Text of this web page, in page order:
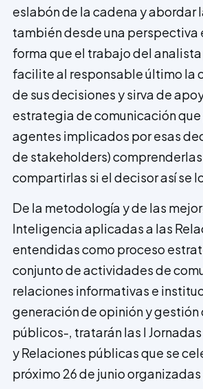
eslabón de la cadena y abordar
también desde una perspectiva
forma que el trabajo del
facilite al responsable último la
de sus decisiones y sirva de
estrategia de comunicación
agentes implicados por esas
de stakeholders)
compartirlas si el decisor así se
De la metodología y de las
Inteligencia aplicadas a las
entendidas como proceso
conjunto de actividades de
relaciones informativas e
generación de opinión y gestión
públicos-, tratarán las I
y Relaciones públicas que se
próximo 26 de junio